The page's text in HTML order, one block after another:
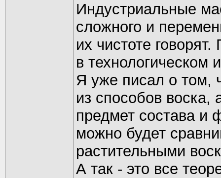
Индустриальные
сложного и
их чистоте
в технологическом
Я уже писал о том,
из способов воска,
предмет состава и
можно будет
растительными
А так - это все